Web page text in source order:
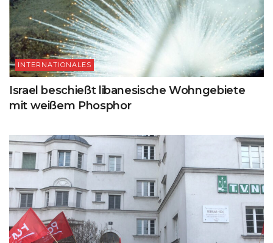
INTERNATIONALES
Israel beschießt libanesische Wohngebiete
mit weißem Phosphor